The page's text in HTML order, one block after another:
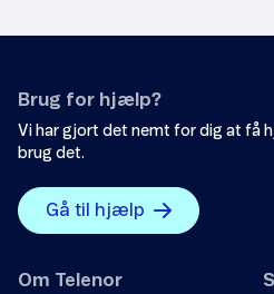
Brug for hjælp?
Vi har gjort det nemt for dig at få
brug det.
Gå til hjælp
Om Telenor